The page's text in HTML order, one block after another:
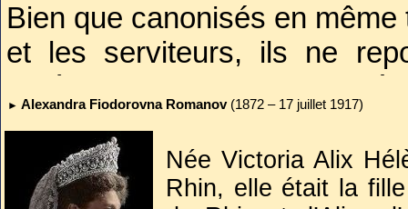
► Alexandra Fiodorovna Romanov(1872 – 17 juillet 1917)
Née Victoria Alix
Rhin, elle était la
Bien que canonisés en
et les serviteurs, ils ne
Après quatre ans et
Nicolas Romanov pour
gouvernement russe
inhumation.